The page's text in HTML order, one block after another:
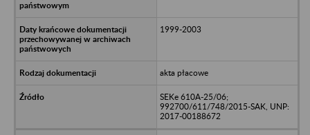
1999-2003
akta płacowe
SEKe 610A-25/06;
992700/611/748/2015-SAK, UNP:
2017-00188672